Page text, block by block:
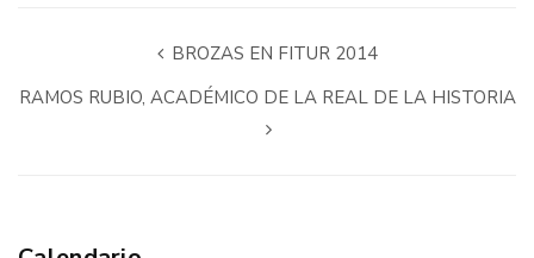
BROZAS EN FITUR 2014
RAMOS RUBIO, ACADÉMICO DE LA REAL DE LA HISTORIA